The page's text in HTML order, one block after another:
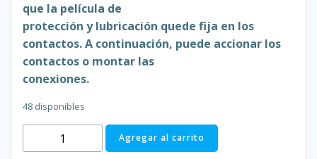
que la película de
protección y lubricación quede fija en los
contactos. A continuación, puede accionar los
contactos o montar las
conexiones.
48 disponibles
Spray
Agregar al carrito